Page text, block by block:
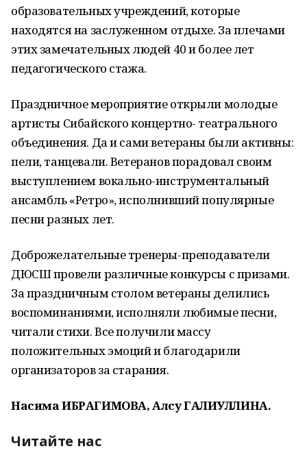
образовательных учреждений, которые
находятся на заслуженном отдыхе. За плечами
этих замечательных людей 40 и более лет
педагогического стажа.
Праздничное мероприятие открыли молодые
артисты Сибайского концертно- театрального
объединения. Да и сами ветераны были активны:
пели, танцевали. Ветеранов порадовал своим
выступлением вокально-инструментальный
ансамбль «Ретро», исполнивший популярные
песни разных лет.
Доброжелательные тренеры-преподаватели
ДЮСШ провели различные конкурсы с призами.
За праздничным столом ветераны делились
воспоминаниями, исполняли любимые песни,
читали стихи. Все получили массу
положительных эмоций и благодарили
организаторов за старания.
Насима ИБРАГИМОВА, Алсу ГАЛИУЛЛИНА.
Читайте нас